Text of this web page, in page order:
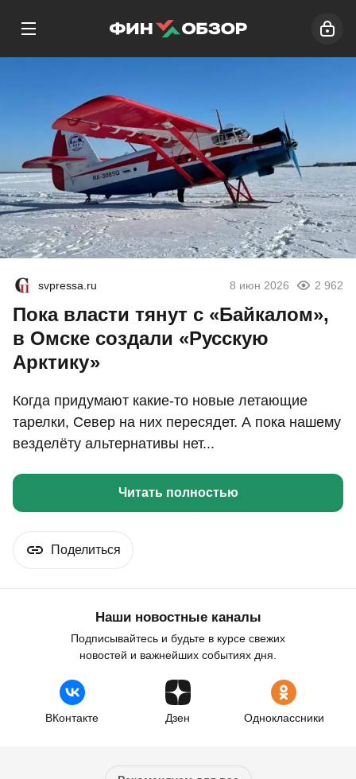
svpressa.ru 8 июн 2026 2 962
Пока власти тянут с «Байкалом»,
в Омске создали «Русскую
Арктику»
Когда придумают какие-то новые летающие
тарелки, Север на них пересядет. А пока нашему
везделёту альтернативы нет...
Читать полностью
Поделиться
Наши новостные каналы
Подписывайтесь и будьте в курсе свежих
новостей и важнейших событиях дня.
ВКонтакте Дзен Одноклассники